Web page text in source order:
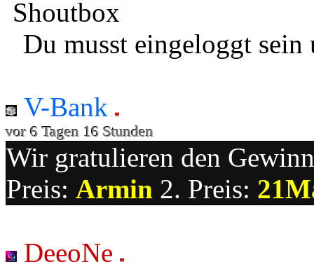
Shoutbox
Du musst eingeloggt
V-Bank
vor 6 Tagen 16 Stunden
Wir gratulieren den
Preis: Armin 2. Preis:
DeeoNe